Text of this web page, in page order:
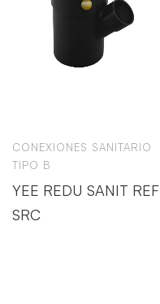
CONEXIONES SANITARIO
TIPO B
YEE REDU SANIT REF
SRC